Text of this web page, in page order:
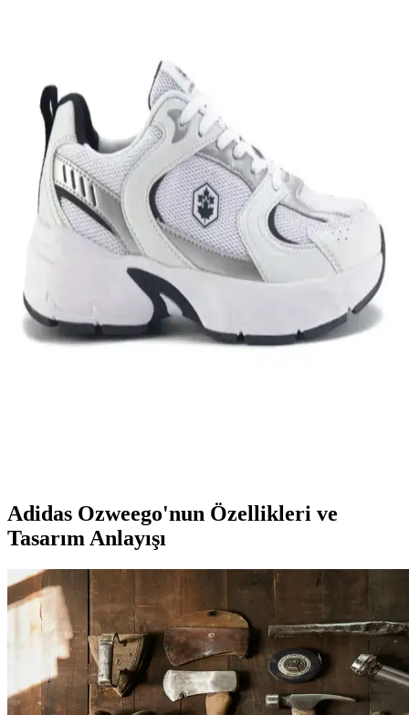
Nike Air Force 1, ikonik tasarımı ve teknolojik özellikleriyle spor ve
günlük yaşamda vazgeçilmez bir tercih. Konfor ve şıklığı bir araya
getirir, farklı tarzlara uyum sağlar.
Nike Team Hustle: Çok Yönlü Spor ve Günlük
Kullanım İçin Modern Ayakkabı Seçenekleri
Nike Team Hustle ayakkabıları, dayanıklılık, şıklık ve konforu bir
arada sunar. Spor ve günlük kullanım için uygun modelleriyle,
hareket özgürlüğü ve tarzı bir arada sağlar.
Genel Markalar Taraklı Siyah Metal Taç ve NEW
HİLL Unisex Metal Taç Karşılaştırması
İki popüler spor tacını detaylı karşılaştırıyoruz: dayanıklılık, tasarım
ve kullanıcı memnuniyetine odaklanın.
Adidas Ozweego'nun Özellikleri ve
Tasarım Anlayışı